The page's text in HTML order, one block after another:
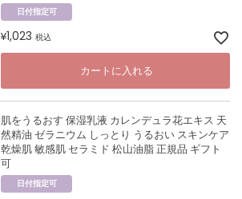
日付指定可
¥1,023 税込
カートに入れる
肌をうるおす 保湿乳液 カレンデュラ花エキス 天
然精油 ゼラニウム しっとり うるおい スキンケア
乾燥肌 敏感肌 セラミド 松山油脂 正規品 ギフト
可
日付指定可